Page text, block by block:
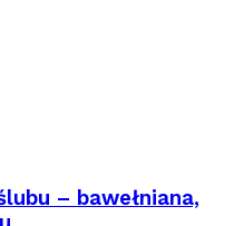
– bawełniana,